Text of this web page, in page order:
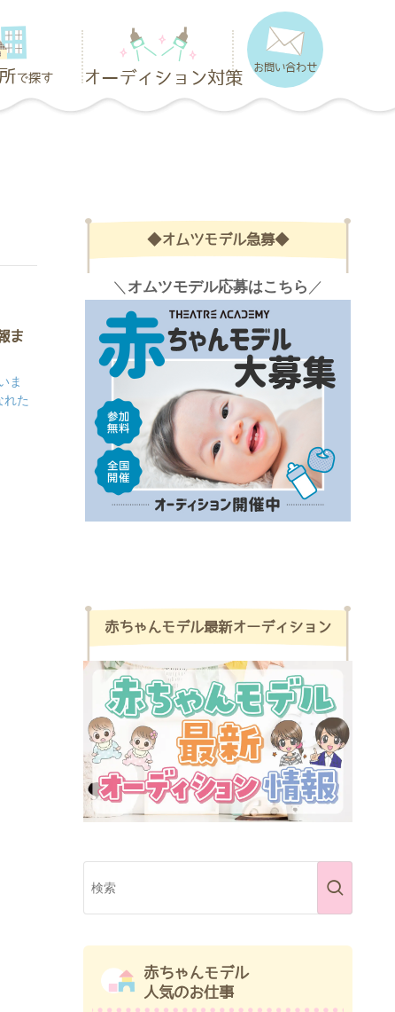
で探す オーディション対策
お問い合わせ
ま
ま
た
◆オムツモデル急募◆
＼ オムツモデル応募はこちら ／
赤ちゃんモデル最新オーディション
赤ちゃんモデル
人気のお仕事